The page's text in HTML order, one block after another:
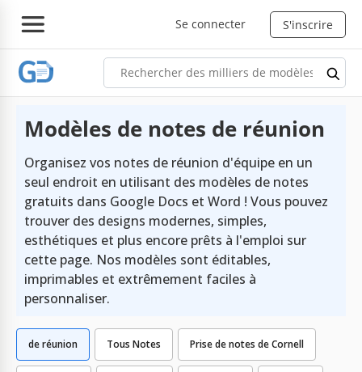
Se connecter S'inscrire
Modèles de notes de réunion
Organisez vos notes de réunion d'équipe en un
seul endroit en utilisant des modèles de notes
gratuits dans Google Docs et Word ! Vous pouvez
trouver des designs modernes, simples,
esthétiques et plus encore prêts à l'emploi sur
cette page. Nos modèles sont éditables,
imprimables et extrêmement faciles à
personnaliser.
Tous Notes Prise de notes de Cornell
de réunion